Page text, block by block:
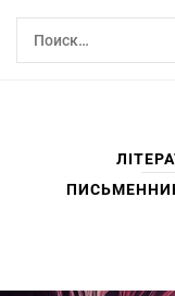
Перейти
Найти: